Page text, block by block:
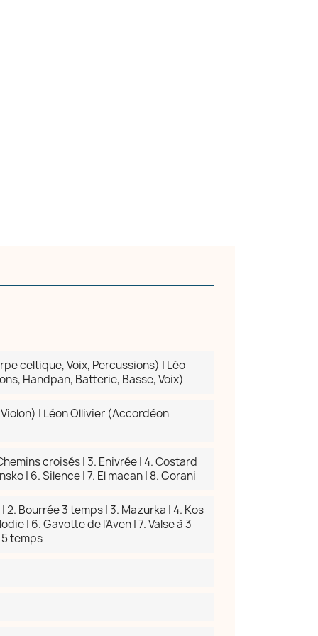
celtique, Voix, Percussions) | Léo
Handpan, Batterie, Basse, Voix)
| Léon Ollivier (Accordéon
croisés | 3. Enivrée | 4. Costard
| 6. Silence | 7. El macan | 8. Gorani
| 2. Bourrée 3 temps | 3. Mazurka | 4. Kos
| 6. Gavotte de l’Aven | 7. Valse à 3
5 temps